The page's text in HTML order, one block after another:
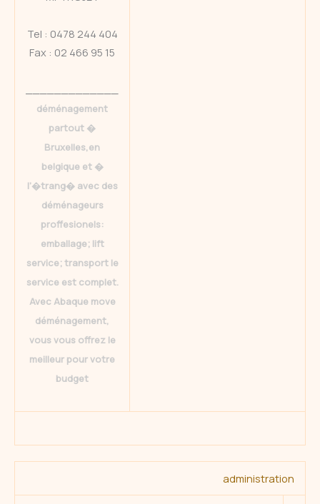
Tel : 0478 244 404
Fax : 02 466 95 15
déménagement
partout �
Bruxelles,en
belgique et �
l’�trang� avec des
déménageurs
proffesionels:
emballage; lift
service; transport le
service est complet.
Avec Abaque move
déménagement,
vous vous offrez le
meilleur pour votre
budget
administration